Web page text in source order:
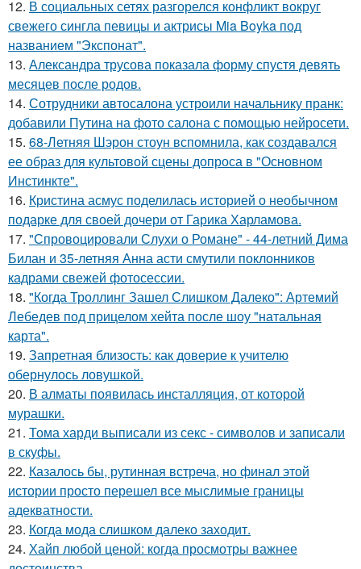
12. В социальных сетях разгорелся конфликт вокруг
свежего сингла певицы и актрисы Mia Boyka под
названием "Экспонат".
13. Александра трусова показала форму спустя девять
месяцев после родов.
14. Сотрудники автосалона устроили начальнику пранк:
добавили Путина на фото салона с помощью нейросети.
15. 68-Летняя Шэрон стоун вспомнила, как создавался
ее образ для культовой сцены допроса в "Основном
Инстинкте".
16. Кристина асмус поделилась историей о необычном
подарке для своей дочери от Гарика Харламова.
17. "Спровоцировали Слухи о Романе" - 44-летний Дима
Билан и 35-летняя Анна асти смутили поклонников
кадрами свежей фотосессии.
18. "Когда Троллинг Зашел Слишком Далеко": Артемий
Лебедев под прицелом хейта после шоу "натальная
карта".
19. Запретная близость: как доверие к учителю
обернулось ловушкой.
20. В алматы появилась инсталляция, от которой
мурашки.
21. Тома харди выписали из секс - символов и записали
в скуфы.
22. Казалось бы, рутинная встреча, но финал этой
истории просто перешел все мыслимые границы
адекватности.
23. Когда мода слишком далеко заходит.
24. Хайп любой ценой: когда просмотры важнее